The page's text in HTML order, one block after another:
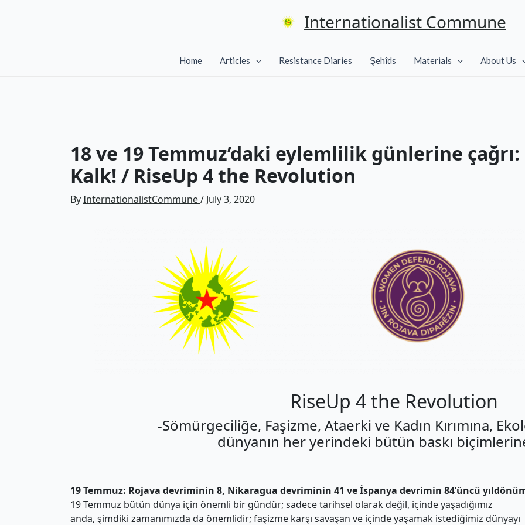
Internationalist Commune
Home Articles Resistance Diaries Şehîds Materials About Us
18 ve 19 Temmuz’daki eylemlilik günlerine
Kalk! / RiseUp 4 the Revolution
ByInternationalistCommune/ July 3, 2020
RiseUp 4 the Revolution
-Sömürgeciliğe, Faşizme, Ataerki ve Kadın Kırımına,
dünyanın her yerindeki bütün baskı
19 Temmuz: Rojava devriminin 8, Nikaragua devriminin 41 ve İspanya devrimin 84’üncü
19 Temmuz bütün dünya için önemli bir gündür; sadece tarihsel olarak değil, içinde yaşadığımız
anda, şimdiki zamanımızda da önemlidir; faşizme karşı savaşan ve içinde yaşamak istediğimiz dünyayı